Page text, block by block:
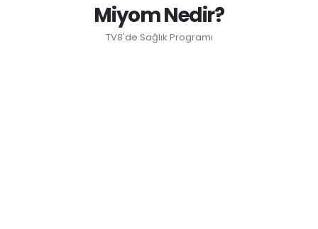
Miyom Nedir?
TV8'de Sağlık Programı